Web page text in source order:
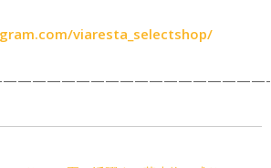
viaresta_selectshop/